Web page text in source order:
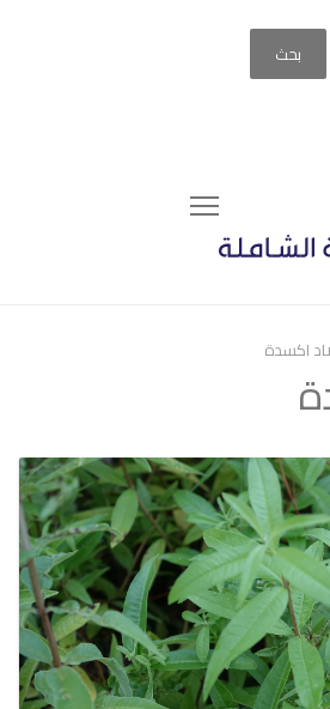
بحث
Menu
اكسدة